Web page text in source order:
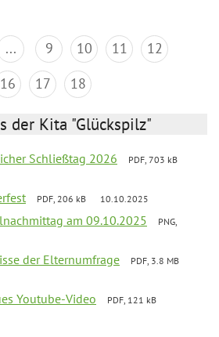
... 9 10 11
12
16 17 18
der Kita "Glückspilz"
Schließtag 2026
PDF, 703 kB
PDF, 206 kB 10.10.2025
am 09.10.2025
PNG,
der Elternumfrage
PDF, 3.8 MB
Youtube-Video
PDF, 121 kB